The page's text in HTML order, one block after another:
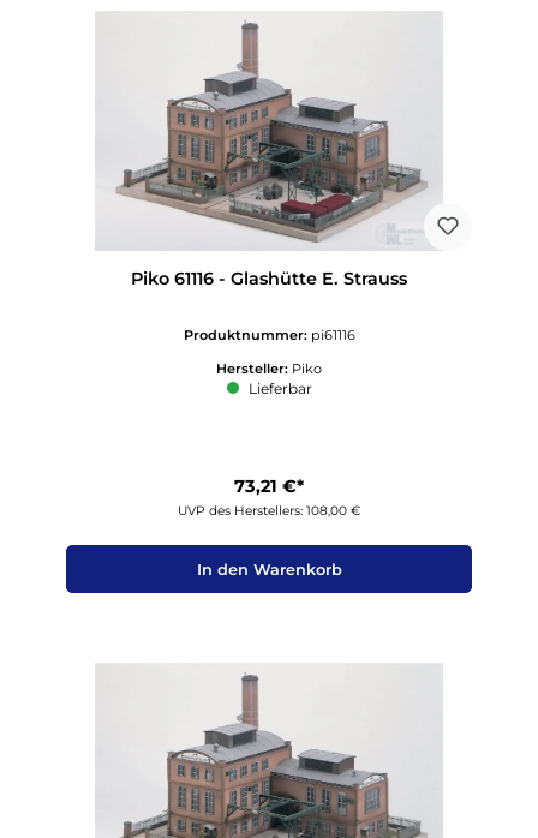
Piko 61116 - Glashütte E. Strauss
Produktnummer: pi61116
Hersteller: Piko
Lieferbar
73,21 €*
UVP des Herstellers: 108,00 €
In den Warenkorb